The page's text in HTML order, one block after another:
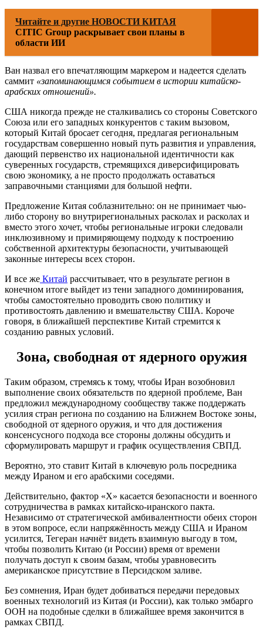
Читайте и другие НОВОСТИ КИТАЯ
CITIC Group раскрывает свои планы в
области ИИ
Ван назвал его впечатляющим маркером и надеется сделать
саммит «запоминающимся событием в истории китайско-
арабских отношений».
США никогда прежде не сталкивались со стороны Советского
Союза или его западных конкурентов с таким вызовом,
который Китай бросает сегодня, предлагая региональным
государствам совершенно новый путь развития и управления,
дающий первенство их национальной идентичности как
суверенных государств, стремящихся диверсифицировать
свою экономику, а не просто продолжать оставаться
заправочными станциями для большой нефти.
Предложение Китая соблазнительно: он не принимает чью-
либо сторону во внутрирегиональных расколах и расколах и
вместо этого хочет, чтобы региональные игроки следовали
инклюзивному и примиряющему подходу к построению
собственной архитектуры безопасности, учитывающей
законные интересы всех сторон.
И все же Китай рассчитывает, что в результате регион в
конечном итоге выйдет из тени западного доминирования,
чтобы самостоятельно проводить свою политику и
противостоять давлению и вмешательству США. Короче
говоря, в ближайшей перспективе Китай стремится к
созданию равных условий.
Зона, свободная от ядерного оружия
Таким образом, стремясь к тому, чтобы Иран возобновил
выполнение своих обязательств по ядерной проблеме, Ван
предложил международному сообществу также поддержать
усилия стран региона по созданию на Ближнем Востоке зоны,
свободной от ядерного оружия, и что для достижения
консенсусного подхода все стороны должны обсудить и
сформулировать маршрут и график осуществления СВПД.
Вероятно, это ставит Китай в ключевую роль посредника
между Ираном и его арабскими соседями.
Действительно, фактор «Х» касается безопасности и военного
сотрудничества в рамках китайско-иранского пакта.
Независимо от стратегической амбивалентности обеих сторон
в этом вопросе, если напряжённость между США и Ираном
усилится, Тегеран начнёт видеть взаимную выгоду в том,
чтобы позволить Китаю (и России) время от времени
получать доступ к своим базам, чтобы уравновесить
американское присутствие в Персидском заливе.
Без сомнения, Иран будет добиваться передачи передовых
военных технологий из Китая (и России), как только эмбарго
ООН на подобные сделки в ближайшее время закончится в
рамках СВПД.